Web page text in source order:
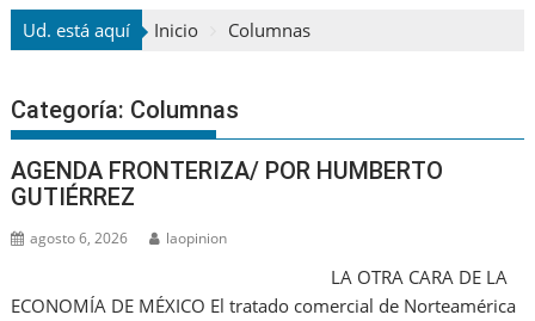
Ud. está aquí Inicio Columnas
Categoría: Columnas
AGENDA FRONTERIZA/ POR HUMBERTO
GUTIÉRREZ
agosto 6, 2026 laopinion
LA OTRA CARA DE LA
ECONOMÍA DE MÉXICO El tratado comercial de Norteamérica